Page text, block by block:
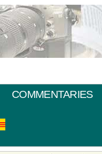
COMMENTARIES